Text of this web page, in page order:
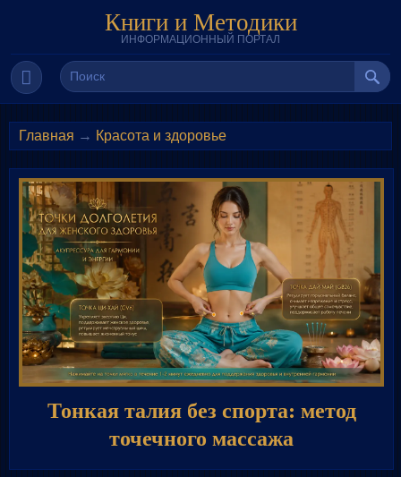
Книги и Методики
ИНФОРМАЦИОННЫЙ ПОРТАЛ
Главная → Красота и здоровье
Тонкая талия без спорта: метод
точечного массажа